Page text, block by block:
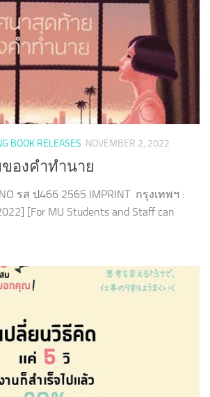
BOOK RELEASES NOVEMBER 2, 2022
องคำทำนาย
รส ป466 2565 IMPRINT กรุงเทพฯ :
[For MU Students and Staff can